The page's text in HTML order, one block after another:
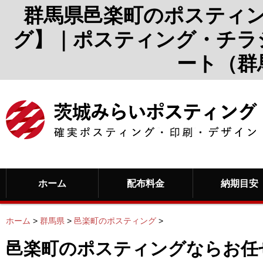
群馬県邑楽町のポスティ
グ】｜ポスティング・チ
ート（
ホーム 配布料金 納期目安
ホーム > 群馬県 > 邑楽町のポスティング >
邑楽町のポスティングならお